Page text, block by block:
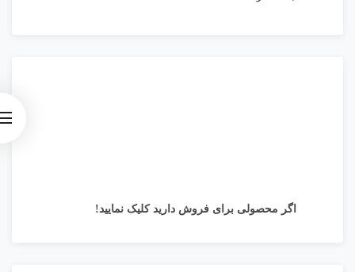
اگر محصولی برای فروش دارید کلیک نمایید!